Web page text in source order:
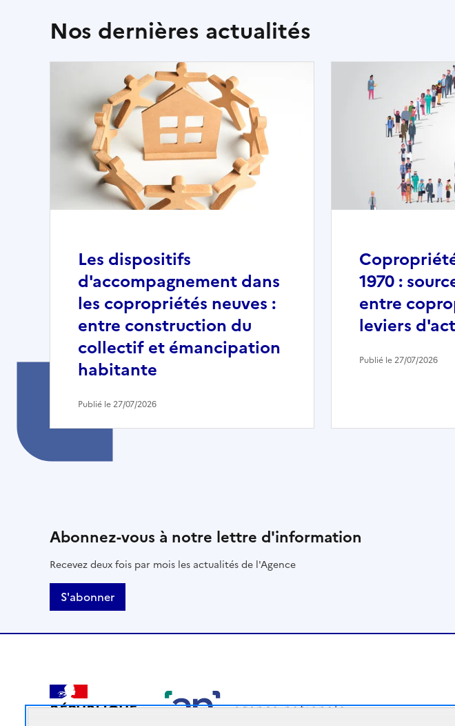
Nos dernières actualités
Les dispositifs
d'accompagnement dans
les copropriétés neuves :
entre construction du
collectif et émancipation
habitante
Publié le 27/07/2026
1970 :
entre
leviers
Publié le 27/07/2026
Abonnez-vous à notre lettre d'information
Recevez deux fois par mois les actualités de l'Agence
S'abonner
RÉPUBLIQUE